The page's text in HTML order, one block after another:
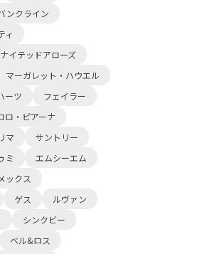
ンクライン
ィ
イテッドアローズ
マーガレット・ハウエル
ーツ
フェイラー
ロ・ピアーナ
マ
サントリー
ミ
エムシーエム
ックス
ゲス
ルヴァン
シンクビー
ベル&ロス